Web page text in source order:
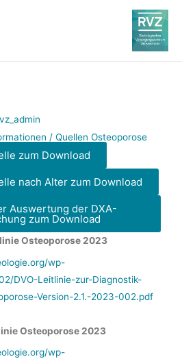
/ Quellen Osteoporose
zum Download
nach Alter zum Download
Auswertung der DXA-
zum Download
Osteoporose 2023
wp-
DVO-Leitlinie-zur-Diagnostik-
Version-2.1.-2023-002.pdf
Osteoporose 2023
wp-